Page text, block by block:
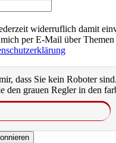
widerruflich damit
per E-Mail über Themen
dass Sie kein Roboter sind.
den grauen Regler in den